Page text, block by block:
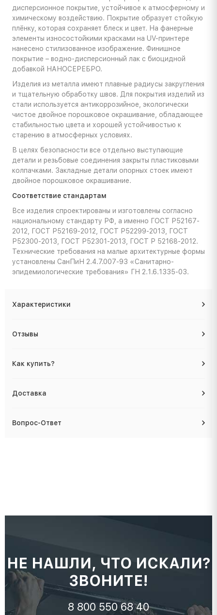
дисперсионное покрытие, устойчивое к атмосферному и
химическому воздействию. Покрытие образует стойкую
плёнку, которая сохраняет блеск и цвет. На фанерные
элементы износостойкими красками на UV-принтере
нанесено стилизованное изображение. Финишное
покрытие – водно-дисперсионный лак с биоцидной
добавкой НАНОСЕРЕБРО.
Изделия из металла имеют плавные радиусы закругления
и тщательную обработку швов. Для покрытия изделий из
стали используется антикоррозийное, экологически
чистое двойное порошковое окрашивание, обладающее
стабильностью цвета и хорошей устойчивостью к
старению в атмосферных условиях.
В целях безопасности все отдельно выступающие
детали и резьбовые соединения закрыты пластиковыми
колпачками. Закладные детали опорных стоек имеют
двойное порошковое окрашивание.
Соответствие стандартам
Все изделия спроектированы и изготовлены согласно
национальному стандарту РФ, а именно ГОСТ Р52167-
2012, ГОСТ Р52169-2012, ГОСТ Р52299-2013, ГОСТ
Р52300-2013, ГОСТ Р52301-2013, ГОСТ Р 52168-2012.
Технические требования на малые архитектурные формы
установлены СанПиН 2.4.7.007-93 «Санитарно-
эпидемиологические требования» ГН 2.1.6.1335-03.
Характеристики
Отзывы
Как купить?
Доставка
Вопрос-Ответ
НЕ НАШЛИ, ЧТО ИСКАЛИ?
ЗВОНИТЕ!
8 800 550 68 40